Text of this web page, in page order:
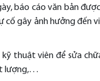
báo cáo văn bản
gây ảnh hưởng đến
thuật viên để sửa
lượng,…